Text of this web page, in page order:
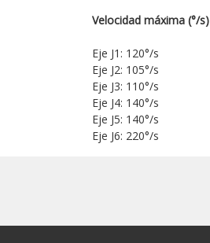
Velocidad máxima (°/s)
Eje J1: 120°/s
Eje J2: 105°/s
Eje J3: 110°/s
Eje J4: 140°/s
Eje J5: 140°/s
Eje J6: 220°/s